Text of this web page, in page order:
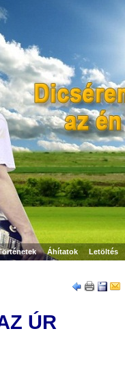
Áhítatok Letöltés
ÚR